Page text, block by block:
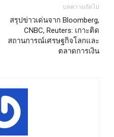
บทความถัดไป
สรุปข่าวเด่นจาก Bloomberg,
CNBC, Reuters: เกาะติด
สถานการณ์เศรษฐกิจโลกและ
ตลาดการเงิน